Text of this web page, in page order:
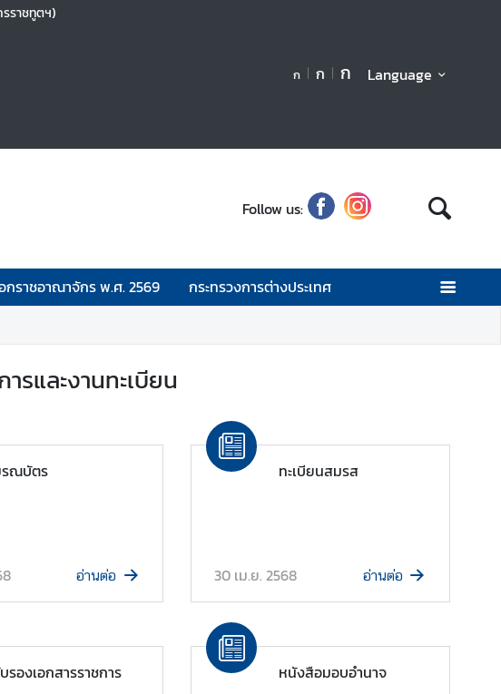
ราชทูตฯ)
ก ก ก Language
Follow us:
กราชอาณาจักร พ.ศ. 2569 กระทรวงการต่างประเทศ
ารและงานทะเบียน
ณบัตร
อ่านต่อ
ทะเบียนสมรส
30 เม.ย. 2568 อ่านต่อ
รองเอกสารราชการ หนังสือมอบอำนาจ